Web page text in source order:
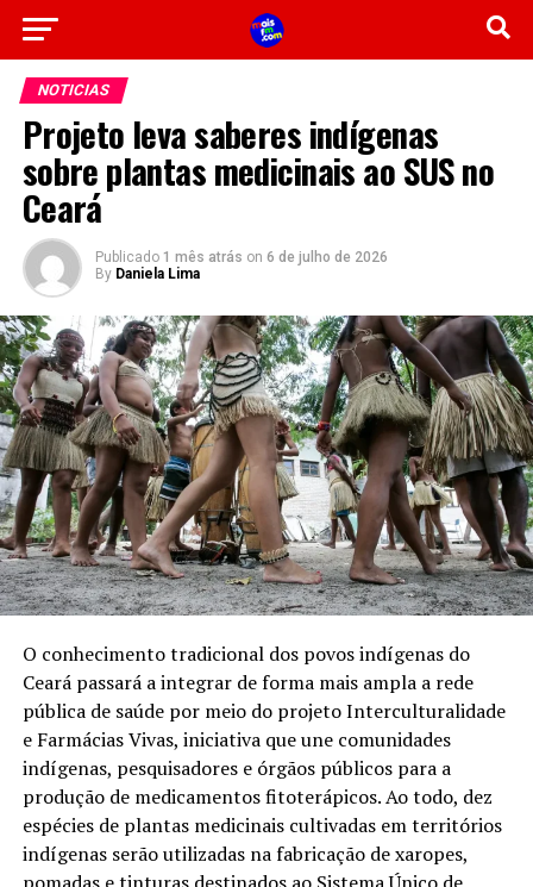
NOTICIAS
Projeto leva saberes indígenas
sobre plantas medicinais ao SUS no
Ceará
Publicado 1 mês atrás on 6 de julho de 2026
By Daniela Lima
O conhecimento tradicional dos povos indígenas do
Ceará passará a integrar de forma mais ampla a rede
pública de saúde por meio do projeto Interculturalidade
e Farmácias Vivas, iniciativa que une comunidades
indígenas, pesquisadores e órgãos públicos para a
produção de medicamentos fitoterápicos. Ao todo, dez
espécies de plantas medicinais cultivadas em territórios
indígenas serão utilizadas na fabricação de xaropes,